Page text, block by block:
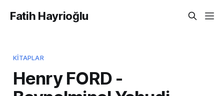
Fatih Hayrioğlu
KITAPLAR
Henry FORD -